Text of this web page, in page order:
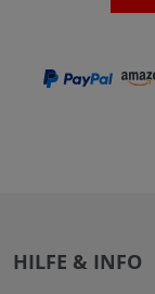
HILFE & INFO